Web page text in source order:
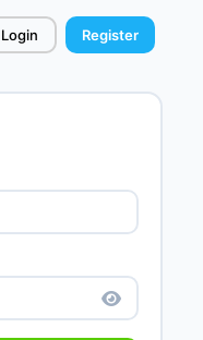
Login Register